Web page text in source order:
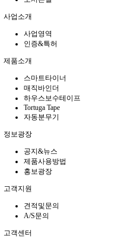
사업소개
사업영역
인증&특허
제품소개
스마트타이너
매직바인더
하우스보수테이프
Tortuga Tape
자동분무기
정보광장
공지&뉴스
제품사용방법
홍보광장
고객지원
견적및문의
A/S문의
고객센터